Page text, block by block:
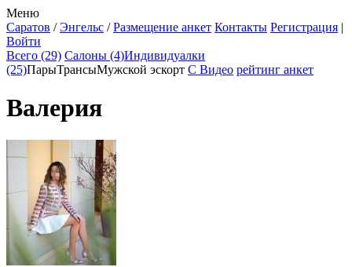
Меню
Саратов /Энгельс /Размещение анкет Контакты Регистрация |
Войти
Всего (29) Салоны (4)Индивидуалки
(25)ПарыТрансыМужской эскорт С Видео рейтинг анкет
Валерия